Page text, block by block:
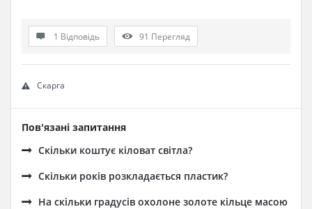
1 Відповідь 91 Перегляд
Скарга
Пов'язані запитання
Скільки коштує кіловат світла?
Cкільки років розкладається пластик?
На скільки градусів охолоне золоте кільце масою